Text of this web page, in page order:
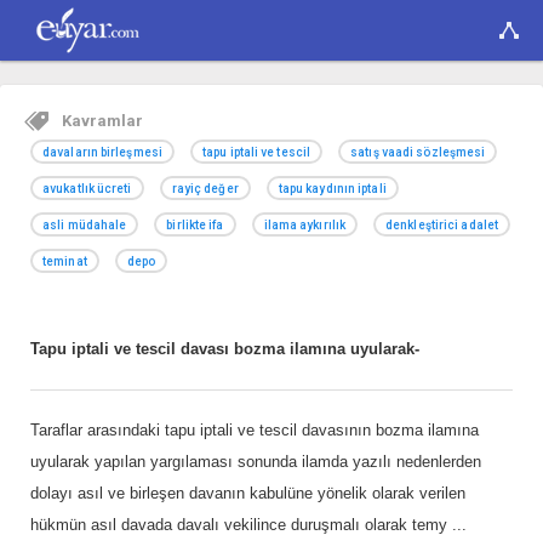
Kavramlar
davaların birleşmesi tapu iptali ve tescil satış vaadi sözleşmesi
avukatlık ücreti rayiç değer tapu kaydının iptali
asli müdahale birlikte ifa ilama aykırılık denkleştirici adalet
teminat depo
Tapu iptali ve tescil davası bozma ilamına uyularak-
Taraflar arasındaki tapu iptali ve tescil davasının bozma ilamına
uyularak yapılan yargılaması sonunda ilamda yazılı nedenlerden
dolayı asıl ve birleşen davanın kabulüne yönelik olarak verilen
hükmün asıl davada davalı vekilince duruşmalı olarak temy ...